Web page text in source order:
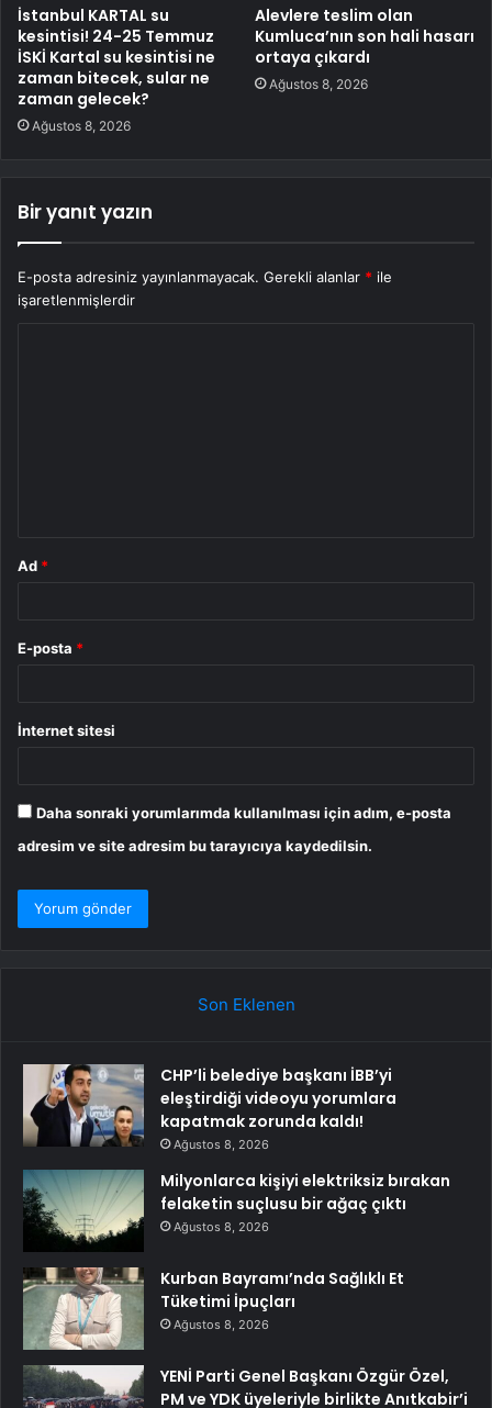
İstanbul KARTAL su
kesintisi! 24-25 Temmuz
İSKİ Kartal su kesintisi ne
zaman bitecek, sular ne
zaman gelecek?
Ağustos 8, 2026
Alevlere teslim olan
Kumluca’nın son hali hasarı
ortaya çıkardı
Ağustos 8, 2026
Bir yanıt yazın
E-posta adresiniz yayınlanmayacak. Gerekli alanlar * ile
işaretlenmişlerdir
Ad *
E-posta *
İnternet sitesi
Daha sonraki yorumlarımda kullanılması için adım, e-posta
adresim ve site adresim bu tarayıcıya kaydedilsin.
Son Eklenen
CHP’li belediye başkanı İBB’yi
eleştirdiği videoyu yorumlara
kapatmak zorunda kaldı!
Ağustos 8, 2026
Milyonlarca kişiyi elektriksiz bırakan
felaketin suçlusu bir ağaç çıktı
Ağustos 8, 2026
Kurban Bayramı’nda Sağlıklı Et
Tüketimi İpuçları
Ağustos 8, 2026
YENİ Parti Genel Başkanı Özgür Özel,
PM ve YDK üyeleriyle birlikte Anıtkabir’i